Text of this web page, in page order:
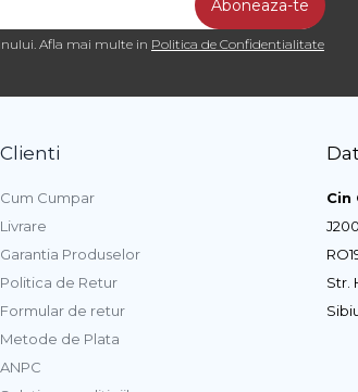
Afla mai multe in Politica de Confidentialitate
Clienti
Cum Cumpar
Livrare
Garantia Produselor
Politica de Retur
Formular de retur
Metode de Plata
ANPC
Cin
Str.